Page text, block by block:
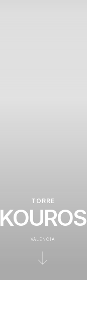
TORRE
KOUROS
VALENCIA